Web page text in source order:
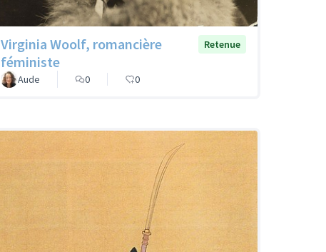
Virginia Woolf, romancière
féministe
Retenue
Aude 0 0